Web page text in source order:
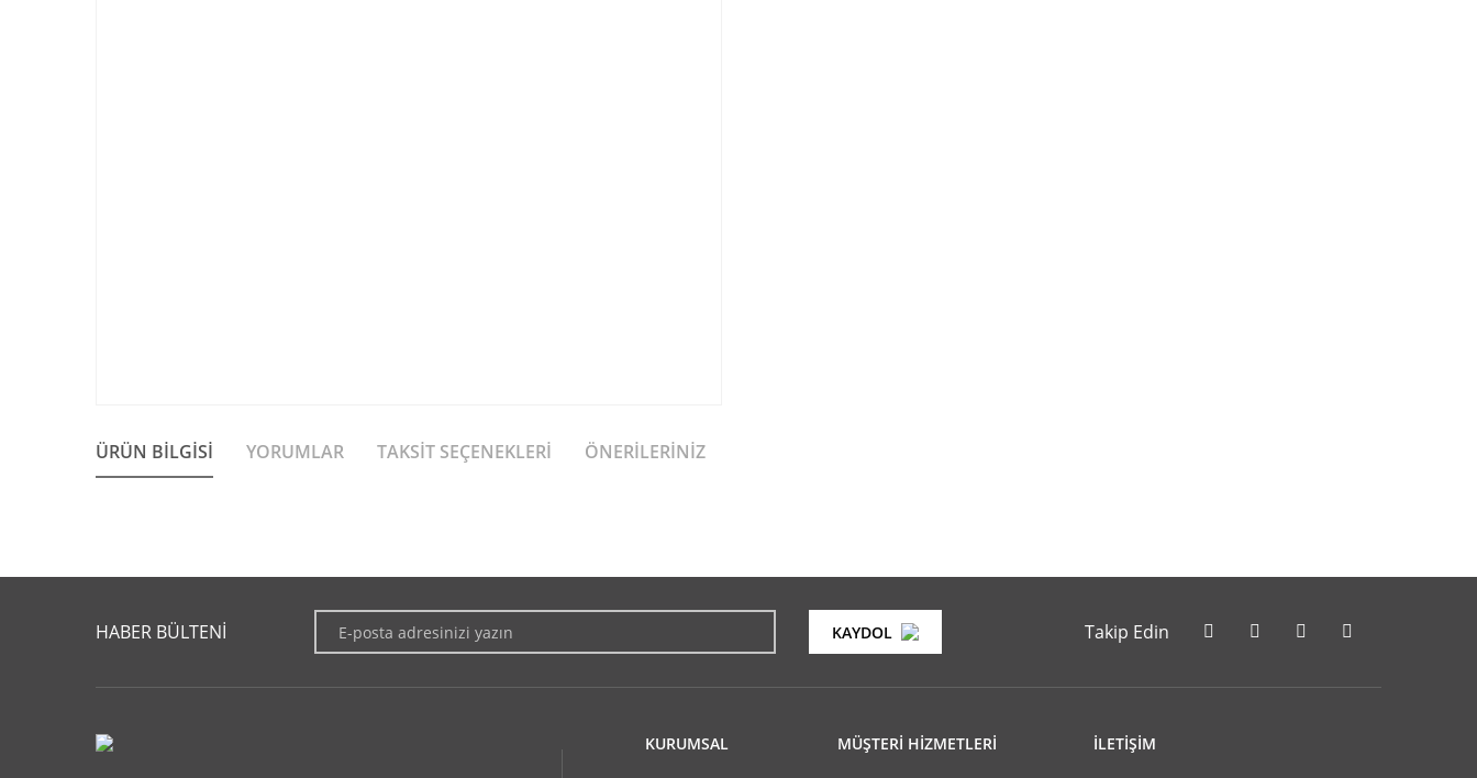
ÜRÜN BILGISI YORUMLAR TAKSIT SEÇENEKLERI ÖNERILERINIZ
Yorum Yaz
Görüş ve önerileriniz için teşekkür ederiz.
Ürün açıklamasında eksik bilgiler bulunuyor.
HABER BÜLTENİ KAYDOL Takip Edin
KURUMSAL MÜŞTERİ HİZMETLERİ İLETİŞİM